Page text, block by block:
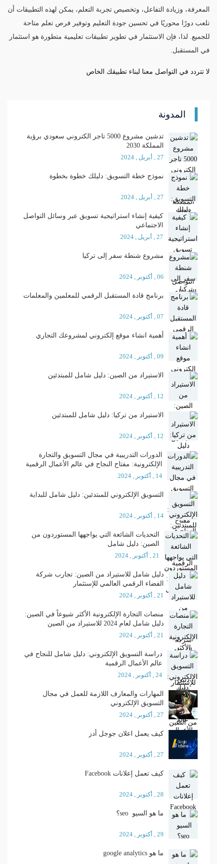
المعرفة، وزيادة التفاعل، وتخصيص تجربة التعلم، يمكن لهذه التطبيقات أن
تلعب دورًا محوريًا في تحسين جودة التعليم وتوفير فرص تعلم متاحة
للجميع. لذا، فإن الاستثمار في تطوير تطبيقات تعليمية متطورة هو استثمار
في المستقبل.
لا تتردد في التواصل معنا لبناء تطبيقك الخاص
المدونة
تدشين مشروع 5000 تاجر الكتروني سعودي برؤية
المملكة 2030
27 , أبريل , 2024
نموذج خطة التسويق: دليلك خطوة بخطوة
27 , أبريل , 2024
كيفية إنشاء استراتيجية تسويق عبر وسائل التواصل
الاجتماعي
27 , أبريل , 2024
مشروع شنطة سفر إلى تركيا
06 , أكتوبر , 2024
برنامج قادة المستقبل الرقمي للمعلمين والمعلمات
07 , أكتوبر , 2024
أهمية انشاء موقع إلكتروني لمشروعك التجاري
09 , أكتوبر , 2024
الاستيراد من الصين: دليل شامل للمبتدئين
12 , أكتوبر , 2024
الاستيراد من تركيا: دليل شامل للمبتدئين
12 , أكتوبر , 2024
الدورات التدريبية في مجال التسويق والتجارة
الإلكترونية: مفتاح النجاح في عالم الأعمال الرقمية
14 , أكتوبر , 2024
التسويق الإلكتروني للمبتدئين: دليل شامل للبداية
14 , أكتوبر , 2024
التحديات الشائعة التي يواجهها المستوردون من
الصين: دليل شامل
21 , أكتوبر , 2024
دليل شامل للاستيراد من الصين: تجارب شركة
الفضاء الرقمي العالمي للإستثمار
21 , أكتوبر , 2024
منصات التجارة الإلكترونية الأكثر شيوعاً في الصين:
دليل شامل لعام 2024 للاستيراد من الصين
21 , أكتوبر , 2024
دراسة التسويق الإلكتروني: دليل شامل للنجاح في
عالم الأعمال الرقمية
24 , أكتوبر , 2024
المهارات والمعارف اللازمة للعمل في مجال
التسويق الإلكتروني
27 , أكتوبر , 2024
كيف يعمل اعلان جوجل أدز
27 , أكتوبر , 2024
كيف تعمل إعلانات Facebook
28 , أكتوبر , 2024
ما هو السيو seo؟
29 , أكتوبر , 2024
ما هو google analytics